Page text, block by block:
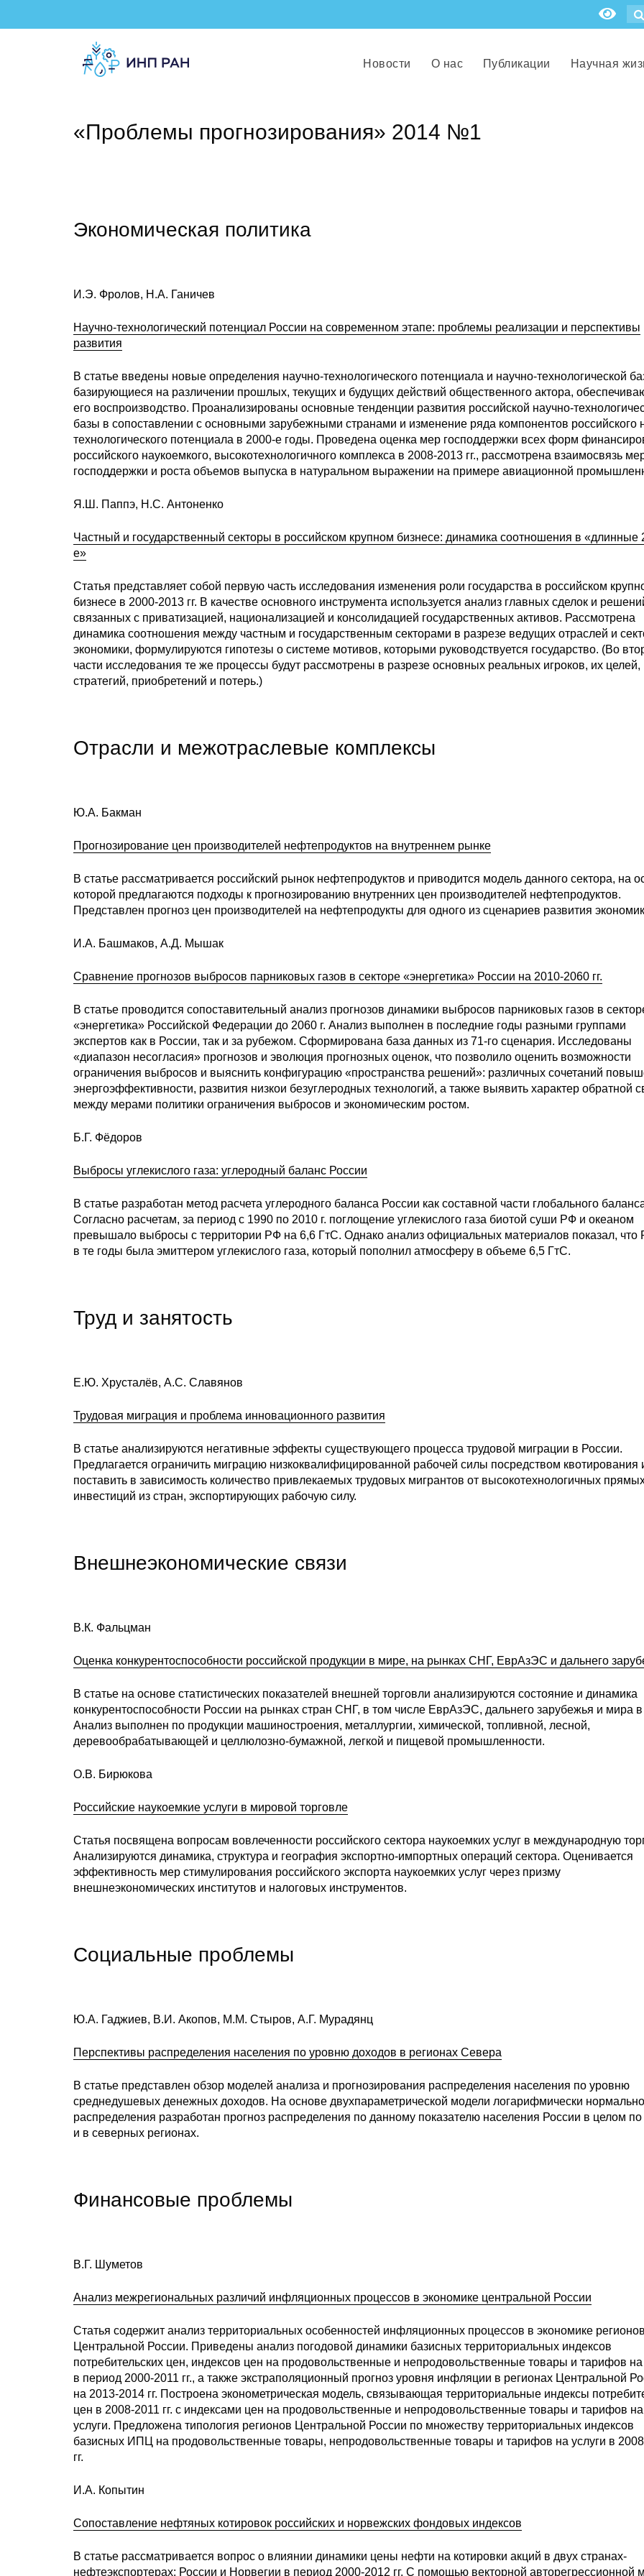
Новости О нас Публикации Научная
«Проблемы прогнозирования» 2014 №1
Экономическая политика
И.Э. Фролов, Н.А. Ганичев
Научно-технологический потенциал России на современном этапе: проблемы реализации и перспективы
развития
В статье введены новые определения научно-технологического потенциала и научно-технологической
базирующиеся на различении прошлых, текущих и будущих действий общественного актора,
его воспроизводство. Проанализированы основные тенденции развития российской научно-
базы в сопоставлении с основными зарубежными странами и изменение ряда компонентов российского
технологического потенциала в 2000-е годы. Проведена оценка мер господдержки всех форм
российского наукоемкого, высокотехнологичного комплекса в 2008-2013 гг., рассмотрена взаимосвязь
господдержки и роста объемов выпуска в натуральном выражении на примере авиационной
Я.Ш. Паппэ, Н.С. Антоненко
Частный и государственный секторы в российском крупном бизнесе: динамика соотношения в «длинные
е»
Статья представляет собой первую часть исследования изменения роли государства в российском
бизнесе в 2000-2013 гг. В качестве основного инструмента используется анализ главных сделок и
связанных с приватизацией, национализацией и консолидацией государственных активов. Рассмотрена
динамика соотношения между частным и государственным секторами в разрезе ведущих отраслей и
экономики, формулируются гипотезы о системе мотивов, которыми руководствуется государство. (Во
части исследования те же процессы будут рассмотрены в разрезе основных реальных игроков, их целей,
стратегий, приобретений и потерь.)
Отрасли и межотраслевые комплексы
Ю.А. Бакман
Прогнозирование цен производителей нефтепродуктов на внутреннем рынке
В статье рассматривается российский рынок нефтепродуктов и приводится модель данного сектора, на
которой предлагаются подходы к прогнозированию внутренних цен производителей нефтепродуктов.
Представлен прогноз цен производителей на нефтепродукты для одного из сценариев развития
И.А. Башмаков, А.Д. Мышак
Сравнение прогнозов выбросов парниковых газов в секторе «энергетика» России на 2010-2060 гг.
В статье проводится сопоставительный анализ прогнозов динамики выбросов парниковых газов в
«энергетика» Российской Федерации до 2060 г. Анализ выполнен в последние годы разными группами
экспертов как в России, так и за рубежом. Сформирована база данных из 71-го сценария. Исследованы
«диапазон несогласия» прогнозов и эволюция прогнозных оценок, что позволило оценить возможности
ограничения выбросов и выяснить конфигурацию «пространства решений»: различных сочетаний
энергоэффективности, развития низкои безуглеродных технологий, а также выявить характер обратной
между мерами политики ограничения выбросов и экономическим ростом.
Б.Г. Фёдоров
Выбросы углекислого газа: углеродный баланс России
В статье разработан метод расчета углеродного баланса России как составной части глобального
Согласно расчетам, за период с 1990 по 2010 г. поглощение углекислого газа биотой суши РФ и океаном
превышало выбросы с территории РФ на 6,6 ГтС. Однако анализ официальных материалов показал, что
в те годы была эмиттером углекислого газа, который пополнил атмосферу в объеме 6,5 ГтС.
Труд и занятость
Е.Ю. Хрусталёв, А.С. Славянов
Трудовая миграция и проблема инновационного развития
В статье анализируются негативные эффекты существующего процесса трудовой миграции в России.
Предлагается ограничить миграцию низкоквалифицированной рабочей силы посредством квотирования
поставить в зависимость количество привлекаемых трудовых мигрантов от высокотехнологичных
инвестиций из стран, экспортирующих рабочую силу.
Внешнеэкономические связи
В.К. Фальцман
Оценка конкурентоспособности российской продукции в мире, на рынках СНГ, ЕврАзЭС и дальнего
В статье на основе статистических показателей внешней торговли анализируются состояние и динамика
конкурентоспособности России на рынках стран СНГ, в том числе ЕврАзЭС, дальнего зарубежья и мира
Анализ выполнен по продукции машиностроения, металлургии, химической, топливной, лесной,
деревообрабатывающей и целлюлозно-бумажной, легкой и пищевой промышленности.
О.В. Бирюкова
Российские наукоемкие услуги в мировой торговле
Статья посвящена вопросам вовлеченности российского сектора наукоемких услуг в международную
Анализируются динамика, структура и география экспортно-импортных операций сектора. Оценивается
эффективность мер стимулирования российского экспорта наукоемких услуг через призму
внешнеэкономических институтов и налоговых инструментов.
Социальные проблемы
Ю.А. Гаджиев, В.И. Акопов, М.М. Стыров, А.Г. Мурадянц
Перспективы распределения населения по уровню доходов в регионах Севера
В статье представлен обзор моделей анализа и прогнозирования распределения населения по уровню
среднедушевых денежных доходов. На основе двухпараметрической модели логарифмически
распределения разработан прогноз распределения по данному показателю населения России в целом по
и в северных регионах.
Финансовые проблемы
В.Г. Шуметов
Анализ межрегиональных различий инфляционных процессов в экономике центральной России
Статья содержит анализ территориальных особенностей инфляционных процессов в экономике регионов
Центральной России. Приведены анализ погодовой динамики базисных территориальных индексов
потребительских цен, индексов цен на продовольственные и непродовольственные товары и тарифов на
в период 2000-2011 гг., а также экстраполяционный прогноз уровня инфляции в регионах Центральной
на 2013-2014 гг. Построена эконометрическая модель, связывающая территориальные индексы
цен в 2008-2011 гг. с индексами цен на продовольственные и непродовольственные товары и тарифов на
услуги. Предложена типология регионов Центральной России по множеству территориальных индексов
базисных ИПЦ на продовольственные товары, непродовольственные товары и тарифов на услуги в
гг.
И.А. Копытин
Сопоставление нефтяных котировок российских и норвежских фондовых индексов
В статье рассматривается вопрос о влиянии динамики цены нефти на котировки акций в двух странах-
нефтеэкспортерах: России и Норвегии в период 2000-2012 гг. С помощью векторной авторегрессионной